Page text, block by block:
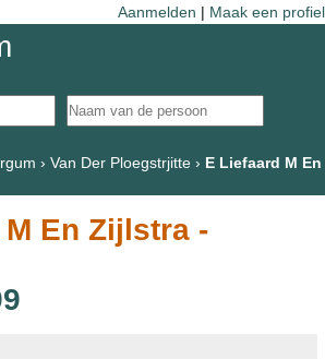
Aanmelden | Maak een profiel
› Van Der Ploegstrjitte› E Liefaard M En
En Zijlstra -